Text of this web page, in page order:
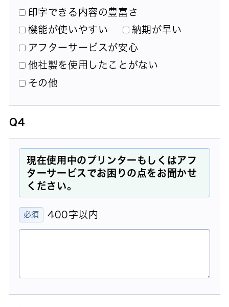
印字できる内容の豊富さ
機能が使いやすい
納期が早い
アフターサービスが安心
他社製を使用したことがない
その他
Q4
現在使用中のプリンターもしくはアフ
ターサービスでお困りの点をお聞かせ
ください。
400字以内